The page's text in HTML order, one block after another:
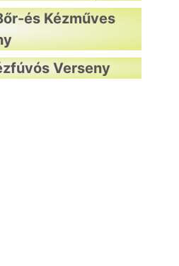
és Kézműves
Verseny